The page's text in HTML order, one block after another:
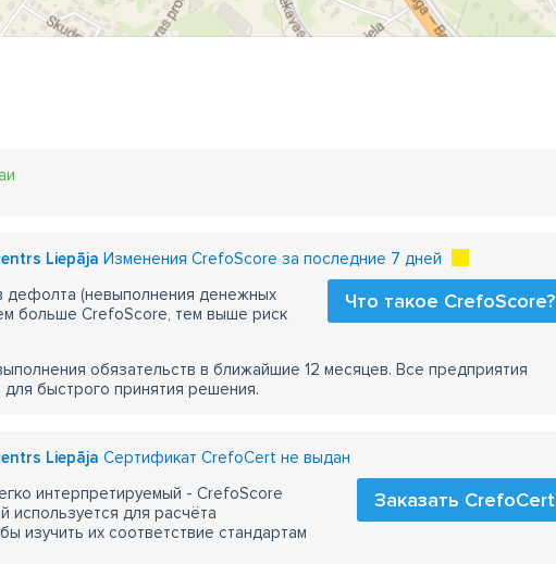
шланги
шланговые тележки фонтаны
фильтры для пруда
Liepāja Изменения CrefoScore за последние 7 дней
Что такое CrefoScore?
дефолта (невыполнения денежных
больше CrefoScore, тем выше риск
обязательств в ближайшие 12 месяцев. Все предприятия
быстрого принятия решения.
Liepāja Сертификат CrefoCert не выдан
Заказать CrefoCert
интерпретируемый - CrefoScore
используется для расчёта
изучить их соответствие стандартам